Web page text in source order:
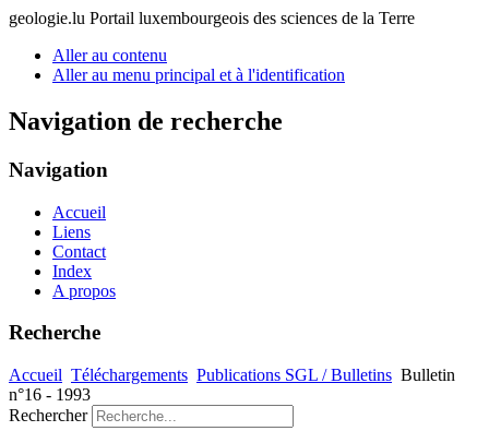
geologie.lu Portail luxembourgeois des sciences de la Terre
Aller au contenu
Aller au menu principal et à l'identification
Navigation de recherche
Navigation
Accueil
Liens
Contact
Index
A propos
Recherche
Accueil Téléchargements Publications SGL / Bulletins Bulletin
n°16 - 1993
Rechercher